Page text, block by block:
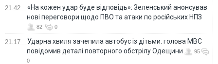
21:42
«На кожен удар буде відповідь»: Зеленський анонсував
нові переговори щодо ПВО та атаки по російських НПЗ
82 0
21:17
Ударна хвиля зачепила автобус із дітьми: голова МВС
повідомив деталі повторного обстрілу Одещини
95
0